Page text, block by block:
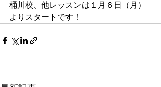
桶川校、他レッスンは１月６日（月）
よりスタートです！